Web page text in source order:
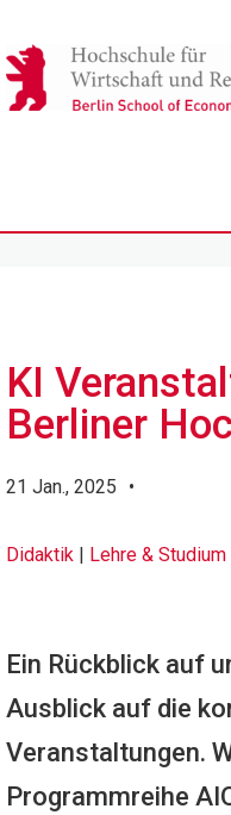
KI
Berliner
21 Jan., 2025 •
Didaktik | Lehre & Studium
Ein Rückblick auf
Ausblick auf die
Veranstaltungen.
Programmreihe